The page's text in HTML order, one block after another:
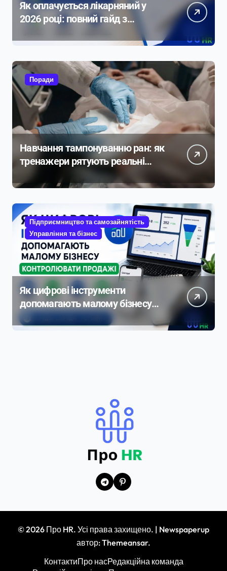
Як оплачується лікарняний у
2026 році: повний гайд з
Поради
Навчання тампонуванню ран: як
тренажери рятують реальні
життя
Підприємництво та самозайнятість
Управління та бізнес
Як цифрові інструменти
допомагають малому бізнесу
контролювати продажі
© 2026 Про HR. Усі права захищено. | Newspaperup
автор:Themeansar.
КонтактиПро насРедакційна команда